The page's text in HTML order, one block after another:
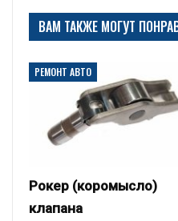
ВАМ ТАКЖЕ МОГУТ
РЕМОНТ АВТО
Рокер (коромысло)
клапана